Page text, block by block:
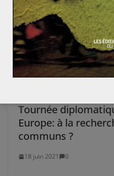
Tournée
Europe: à la
communs ?
18 juin 2021 0